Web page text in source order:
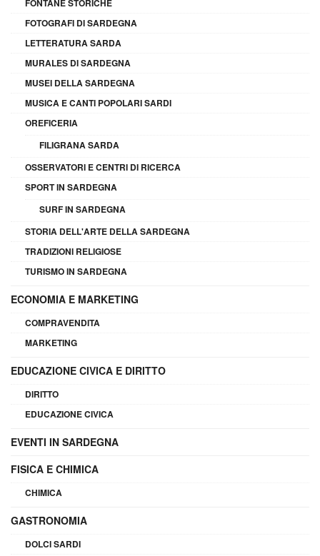
FONTANE STORICHE
FOTOGRAFI DI SARDEGNA
LETTERATURA SARDA
MURALES DI SARDEGNA
MUSEI DELLA SARDEGNA
MUSICA E CANTI POPOLARI SARDI
OREFICERIA
FILIGRANA SARDA
OSSERVATORI E CENTRI DI RICERCA
SPORT IN SARDEGNA
SURF IN SARDEGNA
STORIA DELL'ARTE DELLA SARDEGNA
TRADIZIONI RELIGIOSE
TURISMO IN SARDEGNA
ECONOMIA E MARKETING
COMPRAVENDITA
MARKETING
EDUCAZIONE CIVICA E DIRITTO
DIRITTO
EDUCAZIONE CIVICA
EVENTI IN SARDEGNA
FISICA E CHIMICA
CHIMICA
GASTRONOMIA
DOLCI SARDI